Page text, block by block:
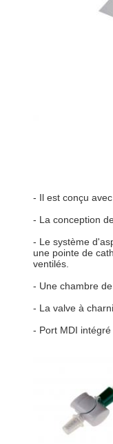
- Il est conçu
- La conception
- Le système
une pointe de
ventilés.
- Une chambre
- La valve à
- Port MDI intégré